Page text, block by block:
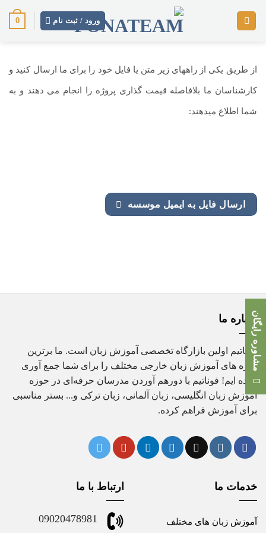
ورود / ثبت نام 0
از طریق یکی از راههای زیر متن یا فایل خود را برای ما ارسال کنید و
کارشناسان ما بلافاصله قیمت گذاری پروژه را انجام می دهند و به
شما اطلاع میدهند:
ارسال فایل به ایمیل موسسه
درباره ما
فوناتیم اولین بازارگاه تخصصی آموزش زبان است. ما برترین
دوره های آموزش زبان خارجی مختلف را برای شما جمع آوری
کرده ایم! فوناتیم با دورهم آوردن مدرسان حرفه‌ای در حوزه
آموزش زبان انگلیسی، زبان آلمانی، زبان ترکی و... بستر مناسبی
برای آموزش فراهم کرده.
خدمات ما
آموزش زبان های مختلف
ارتباط با ما
09020478981
مشاوره رایگان